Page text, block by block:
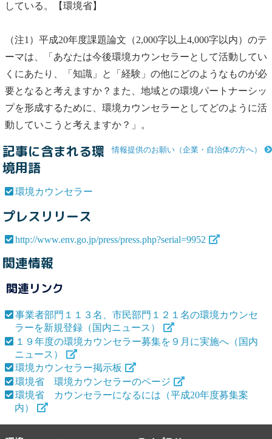
している。【環境省】
（注1）平成20年度課題論文（2,000字以上4,000字以内）のテ
ーマは、「あなたは今後環境カウンセラーとして活動してい
くにあたり、「知識」と「経験」の他にどのようなものが必
要となると考えますか？また、地域との環境パートナーシッ
プを形成するために、 環境カウンセラーとしてどのように活
動していこうと考えますか？」。
情報提供のお願い（企業・自治体の方へ）
記事に含まれる環
境用語
環境カウンセラー
プレスリリース
http://www.env.go.jp/press/press.php?serial=9952
関連情報
関連リンク
事業者部門１１３名、市民部門１２１名の環境カウンセ
ラーを新規登録（国内ニュース）
１９年度の環境カウンセラー募集を９月に実施へ（国内
ニュース）
環境カウンセラー掲示板
環境省 環境カウンセラーのページ
環境省 カウンセラーになるには（平成20年度募集案
内）